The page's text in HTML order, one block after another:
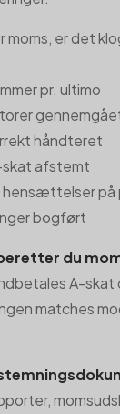
moms, er det
pr. ultimo
håndteret
skat afstemt
hensættelser på
bogført
du
A-skat
matches